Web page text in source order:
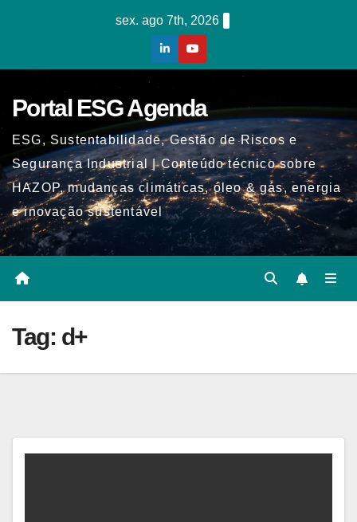
sex. ago 7th, 2026
Portal ESG Agenda
ESG, Sustentabilidade, Gestão de Riscos e
Segurança Industrial | Conteúdo técnico sobre
HAZOP, mudanças climáticas, óleo & gás, energia
e inovação sustentável
Tag: d+